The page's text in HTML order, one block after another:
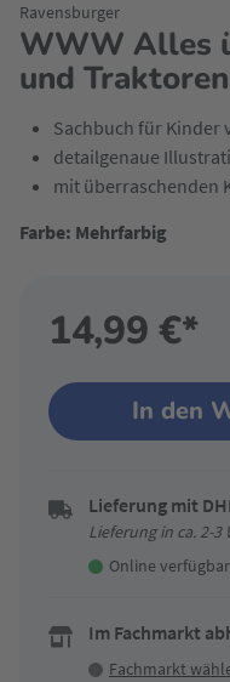
WWW Alles
und Traktoren
Ravensburger
Sachbuch für Kinder
detailgenaue
mit überraschenden
Farbe: Mehrfarbig
14,99 €*
In den
Lieferung mit
Lieferung in ca. 2-3
Online verfügbar
Im Fachmarkt
Fachmarkt